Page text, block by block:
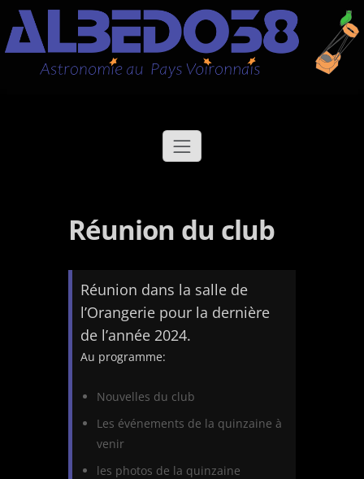
Réunion du club
Réunion dans la salle de
l’Orangerie pour la dernière
de l’année 2024.
Au programme:
Nouvelles du club
Les événements de la quinzaine à
venir
les photos de la quinzaine